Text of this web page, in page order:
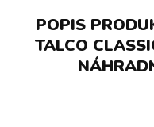
POPIS
TALCO